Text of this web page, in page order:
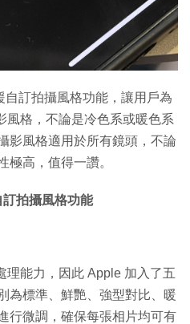
訂拍攝風格功能，讓用戶為
風格，不論是冷色系或暖色系
影風格適用於所有鏡頭，不論
極高，值得一讚。
拍攝風格功能
理能力，因此 Apple 加入了五
為標準、鮮艷、強型對比、暖
行微調，確保每張相片均可有